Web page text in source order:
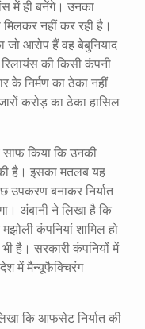
में ही बनेंगे। उनका
मिलकर नहीं कर रही है।
जो आरोप हैं वह बेबुनियाद
की किसी कंपनी
के निर्मण का ठेका नहीं
करोड़ का ठेका हासिल
साफ किया कि उनकी
है। इसका मतलब यह
बनाकर निर्यात
अंबानी ने लिखा है कि
कंपनियां शामिल हो
है। सरकारी कंपनियों में
में मैन्यूफैक्चिरंग
कि आफसेट निर्यात की